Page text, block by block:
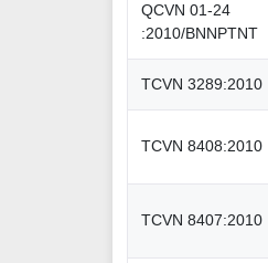
QCVN 01-24
:2010/BNNPTNT
TCVN 3289:2010
TCVN 8408:2010
TCVN 8407:2010